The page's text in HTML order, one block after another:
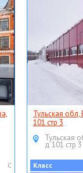
C
Тульская
101 стр 3
Тульская
д 101 стр 3
Класс